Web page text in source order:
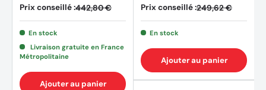
Accessoires
Produit livré en HitCase III avec une poignée latérale et
une jauge de profondeur
Prix conseillé :442,80 €
En stock
Livraison gratuite en France
Métropolitaine
Ajouter au panier
Prix conseillé :249,62 €
En stock
Ajouter au panier